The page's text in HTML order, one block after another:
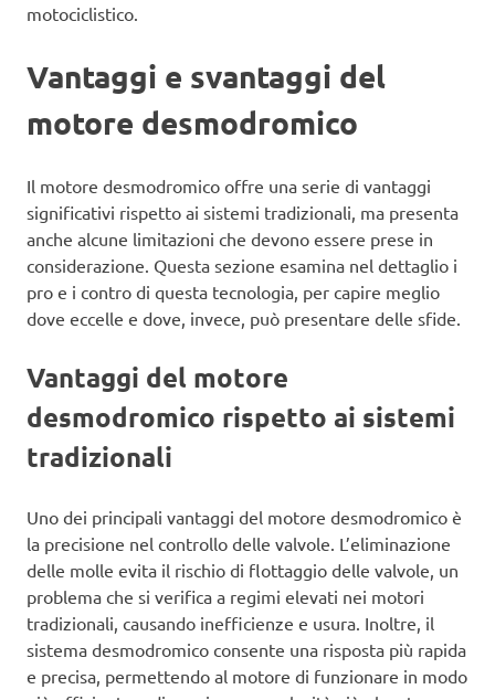
motociclistico.
Vantaggi e svantaggi del
motore desmodromico
Il motore desmodromico offre una serie di vantaggi
significativi rispetto ai sistemi tradizionali, ma presenta
anche alcune limitazioni che devono essere prese in
considerazione. Questa sezione esamina nel dettaglio i
pro e i contro di questa tecnologia, per capire meglio
dove eccelle e dove, invece, può presentare delle sfide.
Vantaggi del motore
desmodromico rispetto ai sistemi
tradizionali
Uno dei principali vantaggi del motore desmodromico è
la precisione nel controllo delle valvole. L’eliminazione
delle molle evita il rischio di flottaggio delle valvole, un
problema che si verifica a regimi elevati nei motori
tradizionali, causando inefficienze e usura. Inoltre, il
sistema desmodromico consente una risposta più rapida
e precisa, permettendo al motore di funzionare in modo